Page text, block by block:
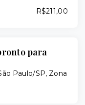
R$211,00
para
Paulo/SP, Zona